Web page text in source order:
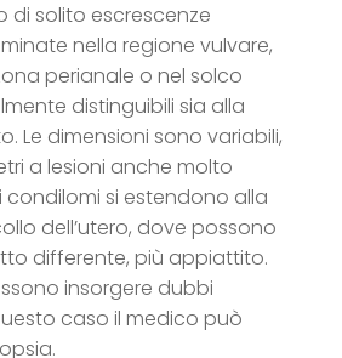
di solito escrescenze
nella regione vulvare,
perianale o nel solco
distinguibili sia alla
Le dimensioni sono variabili,
a lesioni anche molto
condilomi si estendono alla
dell’utero, dove possono
differente, più appiattito.
insorgere dubbi
caso il medico può